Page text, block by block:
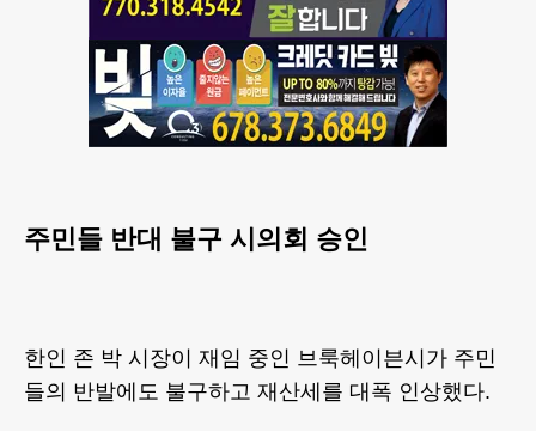
주민들 반대 불구 시의회 승인
한인 존 박 시장이 재임 중인 브룩헤이븐시가 주민
들의 반발에도 불구하고 재산세를 대폭 인상했다.